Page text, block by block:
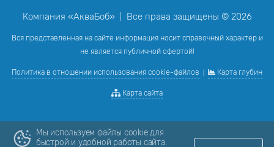
Компания «АкваБоб» Все права защищены © 2026
Вся представленная на сайте информация носит справочный характер и
не является публичной офертой!
Политика в отношении использования cookie-файлов Карта глубин
Карта сайта
Мы используем файлы cookie для
быстрой и удобной работы сайта.